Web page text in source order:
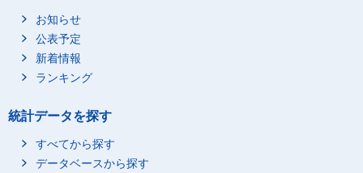
お知らせ
公表予定
新着情報
ランキング
統計データを探す
すべてから探す
データベースから探す